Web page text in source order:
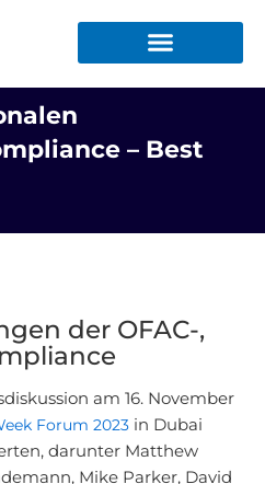
– Best
der OFAC-,
am 16. November
Forum 2023 in Dubai
darunter Matthew
Mike Parker, David